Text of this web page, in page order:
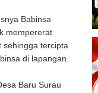
Babinsa
mempererat
sehingga tercipta
di lapangan.
Baru Surau